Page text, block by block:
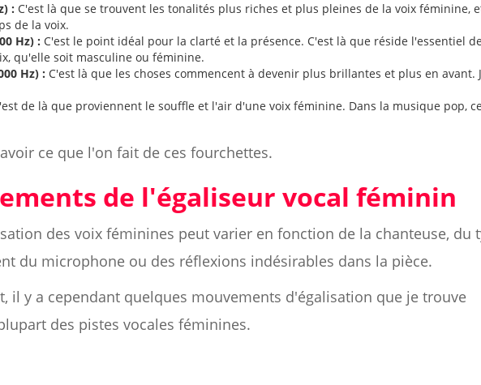
: C'est là que se trouvent les tonalités plus riches et plus pleines de la voix féminine,
de la voix.
Hz) : C'est le point idéal pour la clarté et la présence. C'est là que réside l'essentiel de
qu'elle soit masculine ou féminine.
Hz) : C'est là que les choses commencent à devenir plus brillantes et plus en avant.
de là que proviennent le souffle et l'air d'une voix féminine. Dans la musique pop,
ce que l'on fait de ces fourchettes.
de l'égaliseur vocal féminin
des voix féminines peut varier en fonction de la chanteuse, du
du microphone ou des réflexions indésirables dans la pièce.
il y a cependant quelques mouvements d'égalisation que je trouve
des pistes vocales féminines.